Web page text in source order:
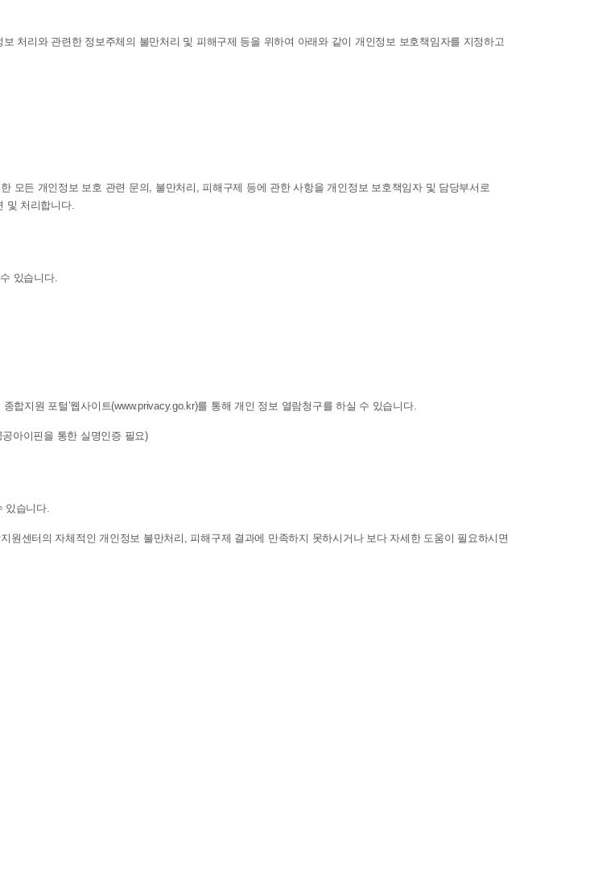
처리와 관련한 정보주체의 불만처리 및 피해구제 등을 위하여 아래와 같이 개인정보 보호책임자를 지정하고
모든 개인정보 보호 관련 문의, 불만처리, 피해구제 등에 관한 사항을 개인정보 보호책임자 및 담당부서로
및 처리합니다.
있습니다.
지원 포털’웹사이트(www.privacy.go.kr)를 통해 개인 정보 열람청구를 하실 수 있습니다.
아이핀을 통한 실명인증 필요)
있습니다.
센터의 자체적인 개인정보 불만처리, 피해구제 결과에 만족하지 못하시거나 보다 자세한 도움이 필요하시면